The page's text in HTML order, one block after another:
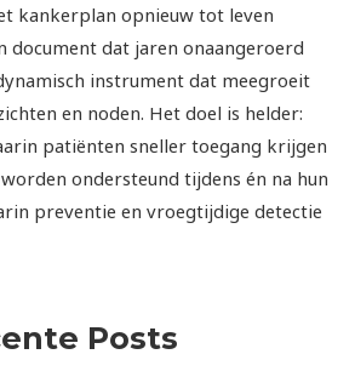
kankerplan opnieuw tot leven
document dat jaren onaangeroerd
instrument dat meegroeit
en noden. Het doel is helder:
patiënten sneller toegang krijgen
ondersteund tijdens én na hun
preventie en vroegtijdige detectie
Posts